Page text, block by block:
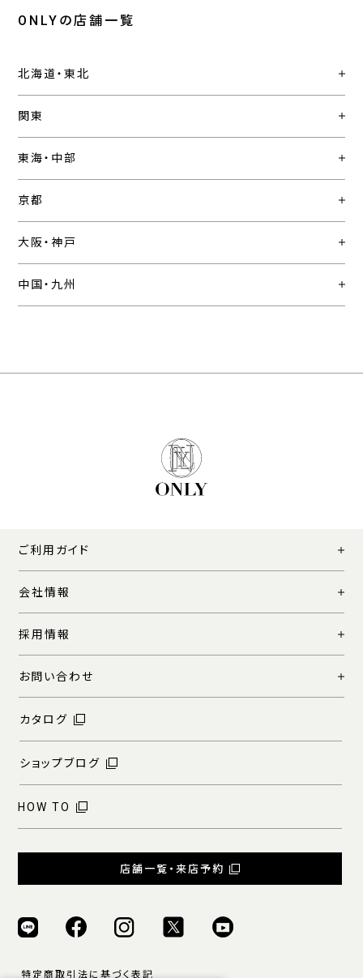
ONLYの店舗一覧
北海道・東北
関東
東海・中部
京都
大阪・神戸
中国・九州
ご利用ガイド
会社情報
採用情報
お問い合わせ
カタログ
ショップブログ
HOW TO
店舗一覧・来店予約
特定商取引法に基づく表記